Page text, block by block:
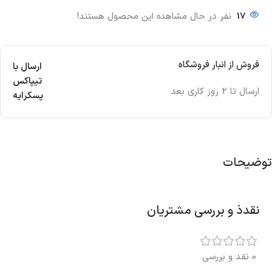
17 نفر در حال مشاهده این محصول هستند!
فروش از انبار فروشگاه
ارسال تا 2 روز کاری بعد
ارسال با
تیپاکس
پسکرایه
توضیحات
نقدذ و بررسی مشتریان
0 نقد و بررسی